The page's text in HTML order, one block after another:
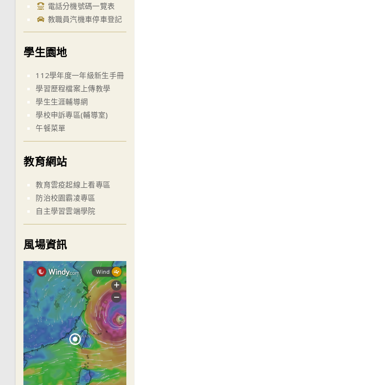
電話分機號碼一覽表
教職員汽機車停車登記
學生園地
112學年度一年級新生手冊
學習歷程檔案上傳教學
學生生涯輔導網
學校申訴專區(輔導室)
午餐菜單
教育網站
教育雲疫起線上看專區
防治校園霸凌專區
自主學習雲端學院
風場資訊